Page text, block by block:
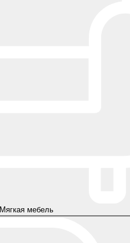
Мягкая мебель